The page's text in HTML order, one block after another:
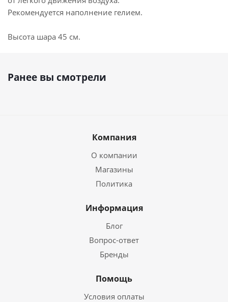
Рекомендуется наполнение гелием.
Высота шара 45 см.
Ранее вы смотрели
Компания
О компании
Магазины
Политика
Информация
Блог
Вопрос-ответ
Бренды
Помощь
Условия оплаты